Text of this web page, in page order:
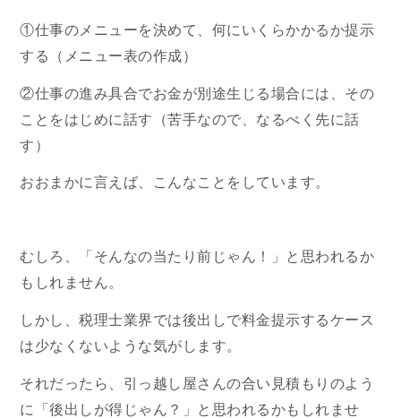
①仕事のメニューを決めて、何にいくらかかるか提示
する（メニュー表の作成）
②仕事の進み具合でお金が別途生じる場合には、その
ことをはじめに話す（苦手なので、なるべく先に話
す）
おおまかに言えば、こんなことをしています。
むしろ、「そんなの当たり前じゃん！」と思われるか
もしれません。
しかし、税理士業界では後出しで料金提示するケース
は少なくないような気がします。
それだったら、引っ越し屋さんの合い見積もりのよう
に「後出しが得じゃん？」と思われるかもしれませ